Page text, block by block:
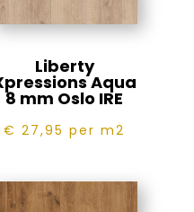
Liberty
Aqua
8 mm Oslo IRE
€ 27,95per m2